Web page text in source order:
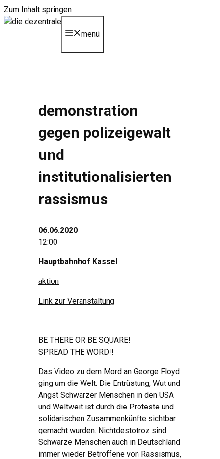
Zum Inhalt springen
menü
demonstration
gegen polizeigewalt
und
institutionalisierten
rassismus
06.06.2020
12:00
Hauptbahnhof Kassel
aktion
Link zur Veranstaltung
BE THERE OR BE SQUARE!
SPREAD THE WORD!!
Das Video zu dem Mord an George Floyd
ging um die Welt. Die Entrüstung, Wut und
Angst Schwarzer Menschen in den USA
und Weltweit ist durch die Proteste und
solidarischen Zusammenkünfte sichtbar
gemacht wurden. Nichtdestotroz sind
Schwarze Menschen auch in Deutschland
immer wieder Betroffene von Rassismus,